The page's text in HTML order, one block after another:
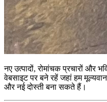
नए उत्पादों, रोमांचक प्रचारों और
वेबसाइट पर बने रहें जहां हम
और नई दोस्ती बना सकते हैं।